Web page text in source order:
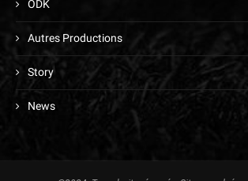
ODK
Autres Productions
Story
News